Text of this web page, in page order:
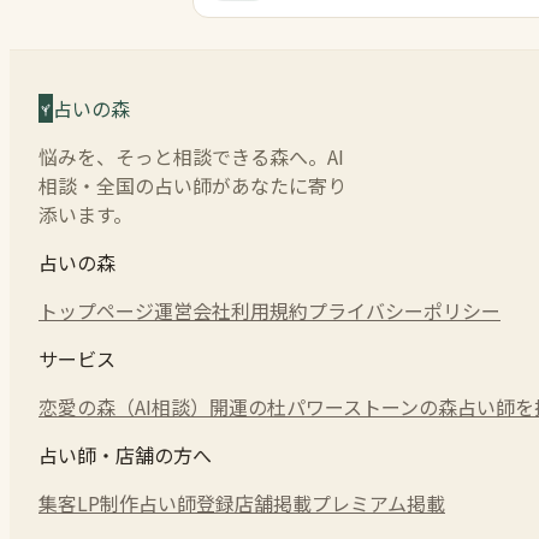
占いの森
悩みを、そっと相談できる森へ。AI
相談・全国の占い師があなたに寄り
添います。
占いの森
トップページ運営会社利用規約プライバシーポリシー
サービス
恋愛の森（AI相談） 開運の杜パワーストーンの森占い師
占い師・店舗の方へ
集客LP制作占い師登録店舗掲載プレミアム掲載